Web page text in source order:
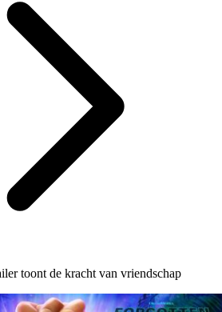
toont de kracht van vriendschap